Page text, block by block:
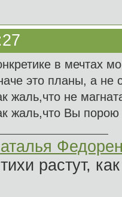
в мечтах
это планы, а не
жаль,что не
жаль,что Вы
растут,